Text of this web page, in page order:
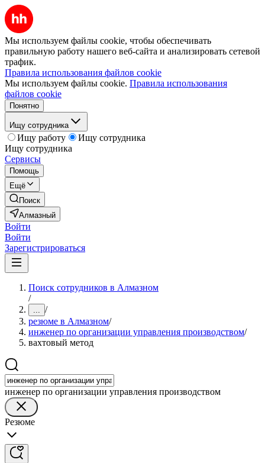
Мы используем файлы cookie, чтобы обеспечивать
правильную работу нашего веб-сайта и анализировать сетевой
трафик.
Правила использования файлов cookie
Мы используем файлы cookie. Правила использования
файлов cookie
Понятно
Ищу сотрудника
Ищу работу
Ищу сотрудника
Ищу сотрудника
Сервисы
Помощь
Ещё
Поиск
Алмазный
Войти
Войти
Зарегистрироваться
Поиск сотрудников в Алмазном
/
... /
резюме в Алмазном/
инженер по организации управления производством/
вахтовый метод
инженер по организации управления производством
Резюме